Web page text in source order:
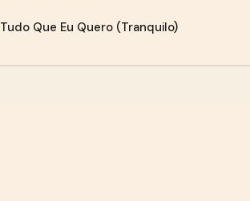
Tudo Que Eu Quero (Tranquilo)